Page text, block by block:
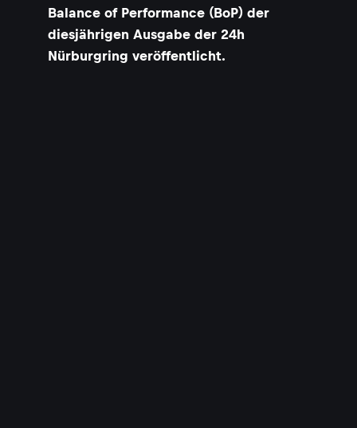
Balance of Performance (BoP) der
diesjährigen Ausgabe der 24h
Nürburgring veröffentlicht.